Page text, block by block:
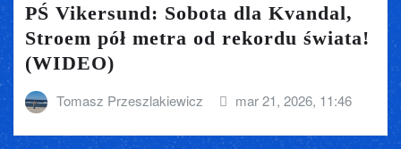
PŚ Vikersund: Sobota dla Kvandal,
Stroem pół metra od rekordu świata!
(WIDEO)
Tomasz Przeszlakiewicz mar 21, 2026, 11:46